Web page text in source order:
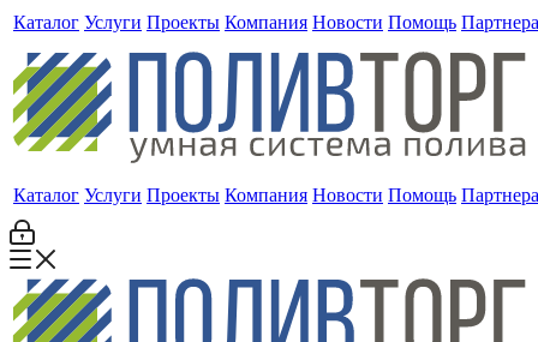
Каталог Услуги Проекты Компания Новости Помощь
Каталог Услуги Проекты Компания Новости Помощь